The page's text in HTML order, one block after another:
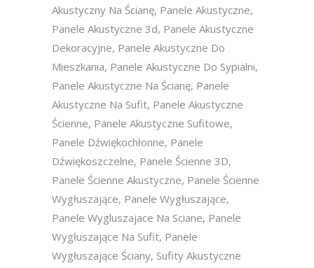
Akustyczny Na Ścianę, Panele Akustyczne,
Panele Akustyczne 3d, Panele Akustyczne
Dekoracyjne, Panele Akustyczne Do
Mieszkania, Panele Akustyczne Do Sypialni,
Panele Akustyczne Na Ścianę, Panele
Akustyczne Na Sufit, Panele Akustyczne
Ścienne, Panele Akustyczne Sufitowe,
Panele Dźwiękochłonne, Panele
Dźwiękoszczelne, Panele Ścienne 3D,
Panele Ścienne Akustyczne, Panele Ścienne
Wygłuszające, Panele Wygłuszające,
Panele Wygluszajace Na Sciane, Panele
Wygłuszające Na Sufit, Panele
Wygłuszające Ściany, Sufity Akustyczne